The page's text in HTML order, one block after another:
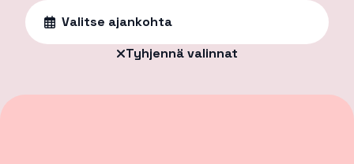
Valitse ajankohta
Tyhjennä valinnat